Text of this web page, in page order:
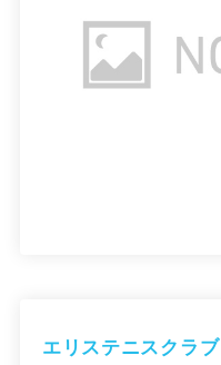
エリステニスクラブ